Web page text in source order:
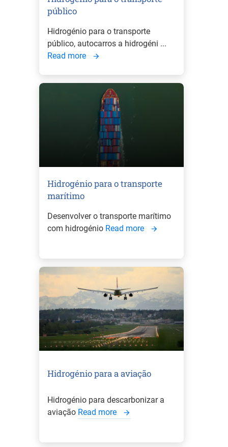
público
Hidrogénio para o transporte
público, autocarros a hidrogéni ...
Read more
Hidrogénio para o transporte
marítimo
Desenvolver o transporte marítimo
com hidrogénio Read more
Hidrogénio para a aviação
Hidrogénio para descarbonizar a
aviação Read more